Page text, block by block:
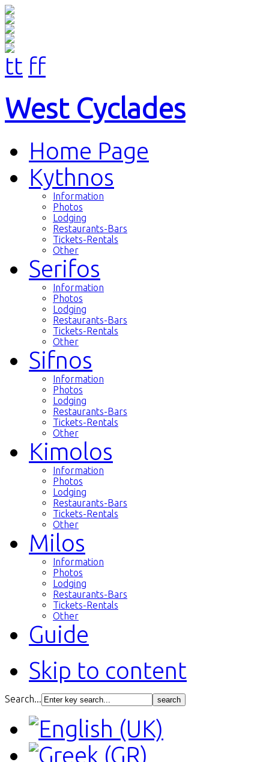
tt ff
West Cyclades
Home Page
Kythnos
Information
Photos
Lodging
Restaurants-Bars
Tickets-Rentals
Other
Serifos
Information
Photos
Lodging
Restaurants-Bars
Tickets-Rentals
Other
Sifnos
Information
Photos
Lodging
Restaurants-Bars
Tickets-Rentals
Other
Kimolos
Information
Photos
Lodging
Restaurants-Bars
Tickets-Rentals
Other
Milos
Information
Photos
Lodging
Restaurants-Bars
Tickets-Rentals
Other
Guide
Skip to content
Search...